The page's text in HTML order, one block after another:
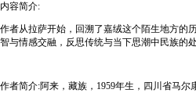
内容简介:
作者从拉萨开始，回溯了嘉绒这个陌生地方的
智与情感交融，反思传统与当下思潮中民族的
作者简介:阿来，藏族，1959年生，四川省马